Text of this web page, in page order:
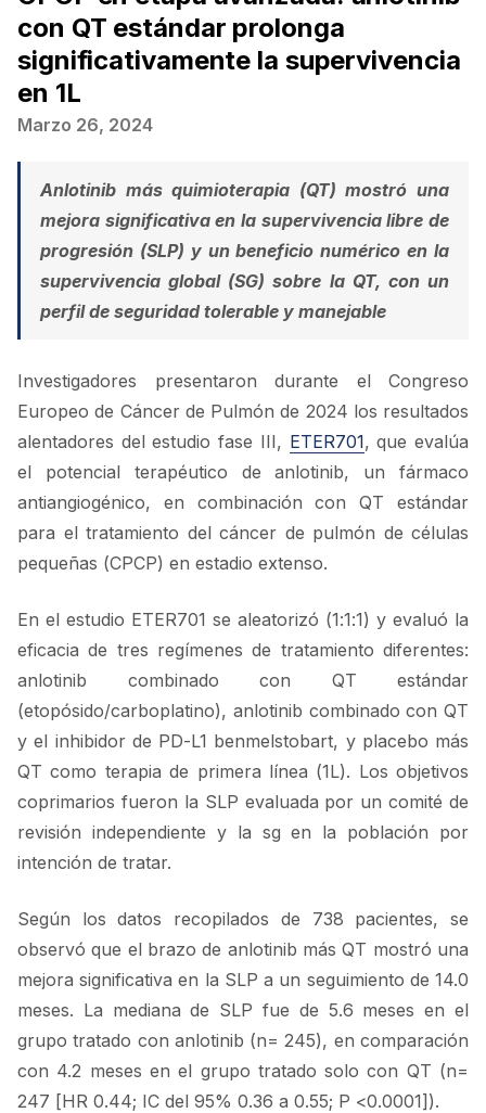
con QT estándar prolonga
significativamente la supervivencia
en 1L
Marzo 26, 2024
Anlotinib más quimioterapia (QT) mostró una
mejora significativa en la supervivencia libre de
progresión (SLP) y un beneficio numérico en la
supervivencia global (SG) sobre la QT, con un
perfil de seguridad tolerable y manejable
Investigadores presentaron durante el Congreso
Europeo de Cáncer de Pulmón de 2024 los resultados
alentadores del estudio fase III, ETER701, que evalúa
el potencial terapéutico de anlotinib, un fármaco
antiangiogénico, en combinación con QT estándar
para el tratamiento del cáncer de pulmón de células
pequeñas (CPCP) en estadio extenso.
En el estudio ETER701 se aleatorizó (1:1:1) y evaluó la
eficacia de tres regímenes de tratamiento diferentes:
anlotinib combinado con QT estándar
(etopósido/carboplatino), anlotinib combinado con QT
y el inhibidor de PD-L1 benmelstobart, y placebo más
QT como terapia de primera línea (1L). Los objetivos
coprimarios fueron la SLP evaluada por un comité de
revisión independiente y la sg en la población por
intención de tratar.
Según los datos recopilados de 738 pacientes, se
observó que el brazo de anlotinib más QT mostró una
mejora significativa en la SLP a un seguimiento de 14.0
meses. La mediana de SLP fue de 5.6 meses en el
grupo tratado con anlotinib (n= 245), en comparación
con 4.2 meses en el grupo tratado solo con QT (n=
247 [HR 0.44; IC del 95% 0.36 a 0.55; P <0.0001]).